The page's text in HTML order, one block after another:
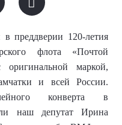
преддверии 120-летия
флота «Почтой
маркой,
и всей России.
конверта в
наш депутат Ирина